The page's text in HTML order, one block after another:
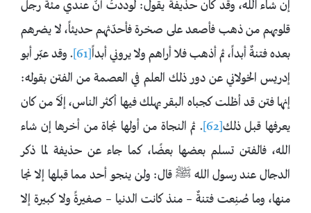
إن شاء الله، وقد كان حذيفة يقول: لوددتُ أنّ عندي مئة رجل
قلوبهم من ذهب فأصعد على صخرة فأحدّثهم حديثاً، لا يضرهم
بعده فتنةٌ أبداً، ثم أذهب فلا أراهم ولا يروني أبداً[61]
. وقد عبّر أبو
إدريس الخولاني عن دور ذلك العلم في العصمة من الفتن بقوله:
إنها فتن قد أظلت كجباه البقر يهلك فيها أكثر الناس، إلَاّ من كان
يعرفها قبل ذلك[62]
. ثم النجاة من أولها نجاة من أخرها إن شاء
الله، فالفتن تسلم بعضها بعضًا، كما جاء عن حذيفة لما ذكر
الدجال عند رسول الله ﷺ قال: ولن ينجو أحد مما قبلها إلا نجا
منها، وما صُنِعت فتنةٌ – منذ كانت الدنيا – صغيرةً ولا كبيرة إلا